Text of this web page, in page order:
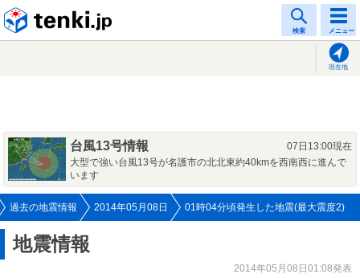
検索 メニュー
現在地
台風13号情報
07日13:00現在
大型で強い台風13号が名護市の北北東約40kmを西南西に進んで
います
過去の地震情報 2014年05月08日 01時04分頃発生した地震(最大震度2)
地震情報
2014年05月08日01:08発表